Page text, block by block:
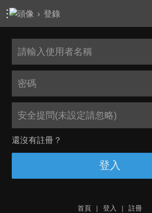
› 登錄
安全提問(未設定請忽略)
還沒有註冊？
登入
首頁 | 登入 |
註冊